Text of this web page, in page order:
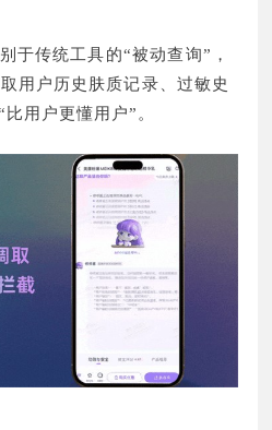
于传统工具的“被动查询”，
用户历史肤质记录、过敏史
用户更懂用户”。